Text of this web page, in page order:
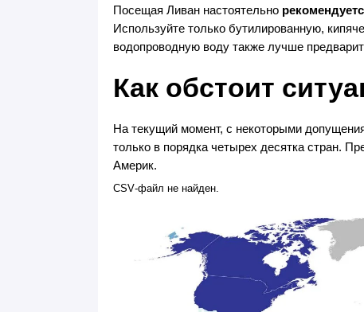
Посещая Ливан настоятельно
Используйте только бутилированную,
водопроводную воду также лучше
Как обстоит
На текущий момент, с некоторыми
только в порядка четырех десятка стран.
Америк.
CSV‑файл не найден.